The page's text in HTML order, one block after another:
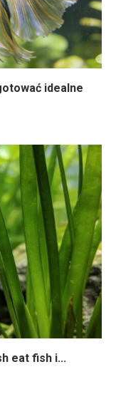
idealne
eat fish i...